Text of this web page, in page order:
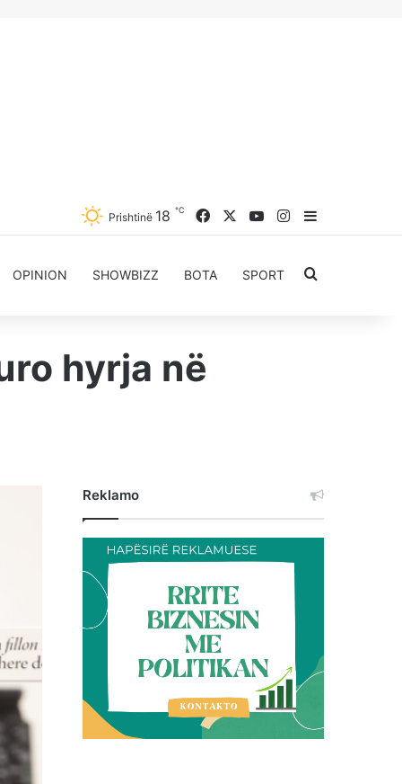
Prishtinë 18 ℃ FacebookYouTubeInstagram
Sidebar
OPINION SHOWBIZZ BOTA SPORT Kërkoni
hyrja në
Reklamo